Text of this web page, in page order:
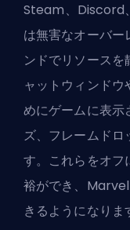
Steam、Discord
は無害なオーバー
ンドでリソース
ャットウィンド
めにゲームに表示
ズ、フレームドロ
す。これらをオフ
裕ができ、
きるようになりま